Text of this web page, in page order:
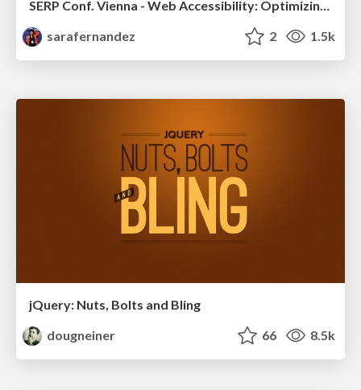
SERP Conf. Vienna - Web Accessibility: Optimizing for Inclusivity and SEO
sarafernandez
2 1.5k
jQuery: Nuts, Bolts and Bling
dougneiner
66 8.5k